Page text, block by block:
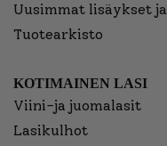
Uusimmat lisäykset
Tuotearkisto
KOTIMAINEN LASI
Viini-ja juomalasit
Lasikulhot